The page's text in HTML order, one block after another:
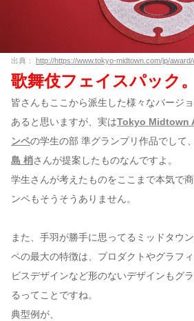
出典： http://https://www.tokyo-midtown.com/jp/
歌舞伎フェイスパック。
皆さんもここから派生した様々なバージ
あると思いますが、実はTokyo Midtown
ンペの学生の部 準グランプリ作品でして
島 梢さんが提案したものなんですよ。
学生さんが考えたものをここまで本気で
ンペもそうそうありません。
また、手羽が勝手に思ってるミッドタウ
ペの最大の特徴は、プロダクトやグラフ
ビスデザインなど形のないデザインもグ
るってことですね。
典型例が、